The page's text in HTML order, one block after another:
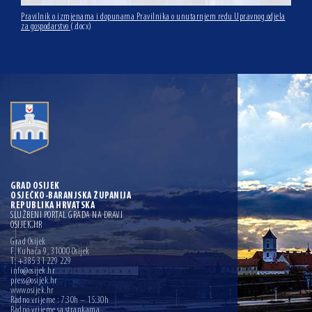
Pravilnik o izmjenama i dopunama Pravilnika o unutarnjem redu Upravnog odjela
za gospodarstvo (.docx)
GRAD OSIJEK
OSJEČKO-BARANJSKA ŽUPANIJA
REPUBLIKA HRVATSKA
SLUŽBENI PORTAL GRADA NA DRAVI
OSIJEK.HR
Grad Osijek
F. Kuhača 9, 31000 Osijek
T: +385 31 229 229
info@osijek.hr
press@osijek.hr
www.osijek.hr
Radno vrijeme : 7:30h – 15:30h